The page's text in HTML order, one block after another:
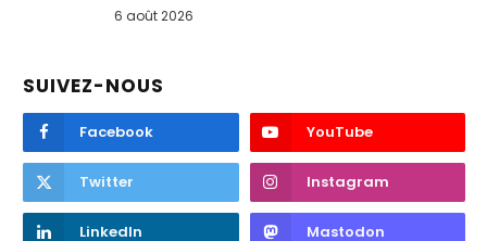
6 août 2026
SUIVEZ-NOUS
Facebook YouTube
Twitter Instagram
LinkedIn Mastodon